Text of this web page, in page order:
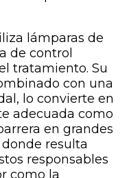
lámparas de
de control
tratamiento. Su
con una
lo convierte en
adecuada como
en grandes
resulta
responsables
como la